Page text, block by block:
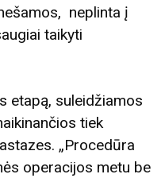
neplinta į
taikyti
etapą, suleidžiamos
tiek
„Procedūra
operacijos metu be